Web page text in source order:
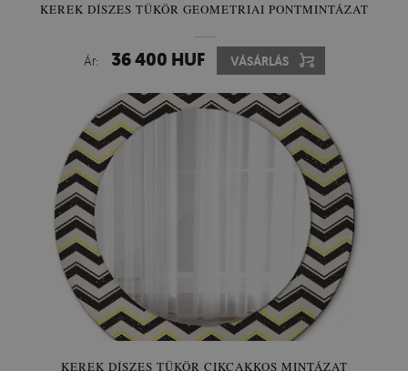
KEREK DÍSZES TÜKÖR GEOMETRIAI PONTMINTÁZAT
Ár: 36 400 HUF VÁSÁRLÁS
KEREK DÍSZES TÜKÖR CIKCAKKOS MINTÁZAT